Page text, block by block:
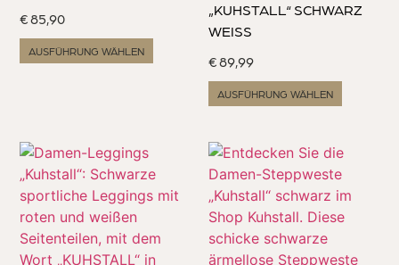
€85,90
AUSFÜHRUNG WÄHLEN
„KUHSTALL“ SCHWARZ
WEISS
€89,99
AUSFÜHRUNG WÄHLEN